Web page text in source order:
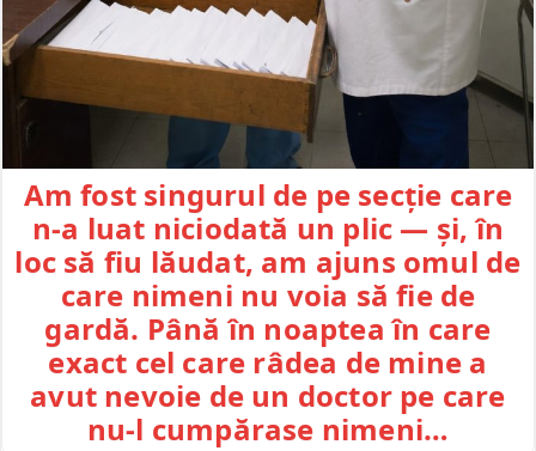
Am fost singurul de pe secție care
n-a luat niciodată un plic — și, în
loc să fiu lăudat, am ajuns omul de
care nimeni nu voia să fie de
gardă. Până în noaptea în care
exact cel care râdea de mine a
avut nevoie de un doctor pe care
nu-l cumpărase nimeni…